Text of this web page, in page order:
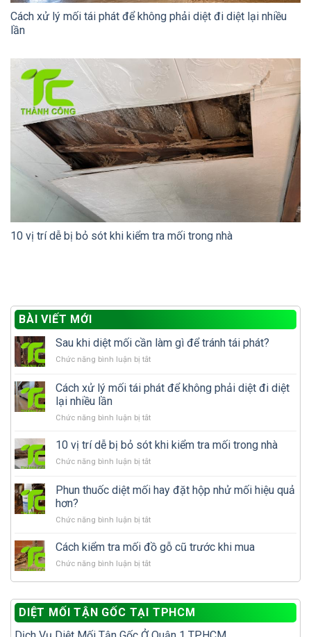
Cách xử lý mối tái phát để không phải diệt đi diệt lại nhiều
lần
10 vị trí dễ bị bỏ sót khi kiểm tra mối trong nhà
BÀI VIẾT MỚI
Sau khi diệt mối cần làm gì để tránh tái phát?
Chức năng bình luận bị tắtở
khi
diệt
cần
gì
tránh
phát?
Cách xử lý mối tái phát để không phải diệt đi diệt
lại nhiều lần
Chức năng bình luận bị tắtở
xử
mối
phát
phải
đi
nhiều
10 vị trí dễ bị bỏ sót khi kiểm tra mối trong nhà
Chức năng bình luận bị tắtở
vị
trí
bị
sót
khi
kiểm
trong
nhà
Phun thuốc diệt mối hay đặt hộp nhử mối hiệu quả
hơn?
Chức năng bình luận bị tắtở
thuốc
diệt
mối
hộp
nhử
mối
Cách kiểm tra mối đồ gỗ cũ trước khi mua
Chức năng bình luận bị tắtở
tra
mối
đồ
gỗ
DIỆT MỐI TẬN GỐC TẠI TPHCM